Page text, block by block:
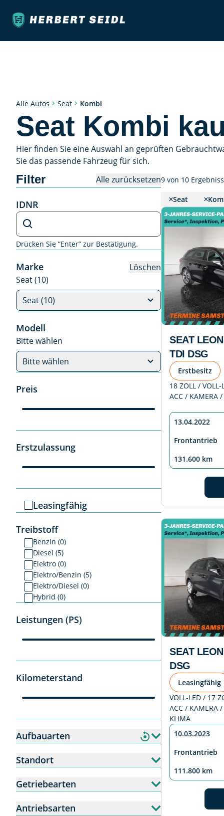
Alle Autos Seat Kombi
Seat Kombi
Hier finden Sie eine Auswahl an geprüften
Sie das passende Fahrzeug für sich.
Filter Alle zurücksetzen
IDNR
IDNR
Drücken Sie “Enter” zur Bestätigung.
Marke
Löschen
Seat (10)
Seat (10)
Modell
Bitte wählen
Bitte wählen
Preis
Erstzulassung
Leasingfähig
Treibstoff
Benzin (0)
Diesel (5)
Elektro (0)
Elektro/Benzin (5)
Elektro/Diesel (0)
Hybrid (0)
Leistungen (PS)
Kilometerstand
Aufbauarten
Standort
Getriebearten
Antriebsarten
9 von 10
Seat
SEAT
TDI DSG
Erstbesitz
18 ZOLL /
ACC / KAMERA /
13.04.2022
Frontantrieb
131.600 km
SEAT
DSG
Leasingfähig
VOLL-LED / 17
ACC / KAMERA
KLIMA
10.03.2023
Frontantrieb
111.800 km